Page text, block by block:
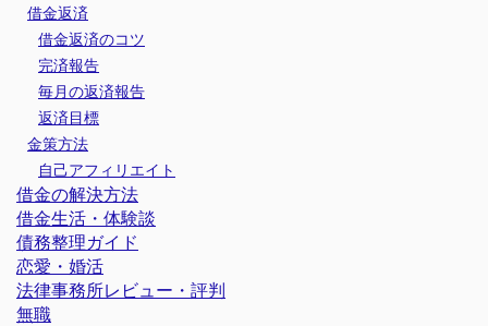
借金返済
借金返済のコツ
完済報告
毎月の返済報告
返済目標
金策方法
自己アフィリエイト
借金の解決方法
借金生活・体験談
債務整理ガイド
恋愛・婚活
法律事務所レビュー・評判
無職